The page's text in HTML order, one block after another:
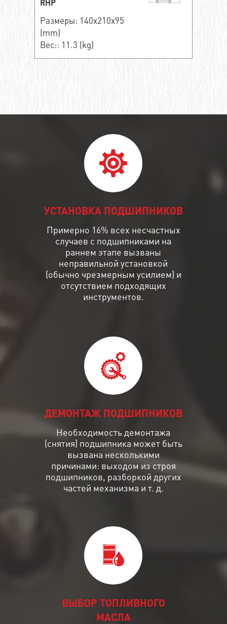
RHP
Размеры: 140x210x95
(mm)
Вес:: 11.3 (kg)
УСТАНОВКА ПОДШИПНИКОВ
Примерно 16% всех несчастных
случаев с подшипниками на
раннем этапе вызваны
неправильной установкой
(обычно чрезмерным усилием) и
отсутствием подходящих
инструментов.
ДЕМОНТАЖ ПОДШИПНИКОВ
Необходимость демонтажа
(снятия) подшипника может быть
вызвана несколькими
причинами: выходом из строя
подшипников, разборкой других
частей механизма и т. д.
ВЫБОР ТОПЛИВНОГО
МАСЛА